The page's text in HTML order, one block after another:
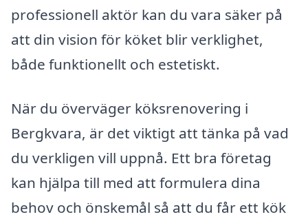
professionell aktör kan du vara säker på
att din vision för köket blir verklighet,
både funktionellt och estetiskt.
När du överväger köksrenovering i
Bergkvara, är det viktigt att tänka på vad
du verkligen vill uppnå. Ett bra företag
kan hjälpa till med att formulera dina
behov och önskemål så att du får ett kök